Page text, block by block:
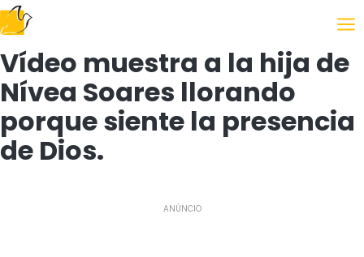
Siguiendo el Evangelio
Vídeo muestra a la hija de
Nívea Soares llorando
porque siente la presencia
de Dios.
ANÚNCIO